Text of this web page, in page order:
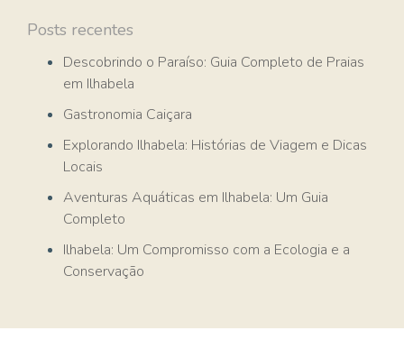
Posts recentes
Descobrindo o Paraíso: Guia Completo de Praias
em Ilhabela
Gastronomia Caiçara
Explorando Ilhabela: Histórias de Viagem e Dicas
Locais
Aventuras Aquáticas em Ilhabela: Um Guia
Completo
Ilhabela: Um Compromisso com a Ecologia e a
Conservação